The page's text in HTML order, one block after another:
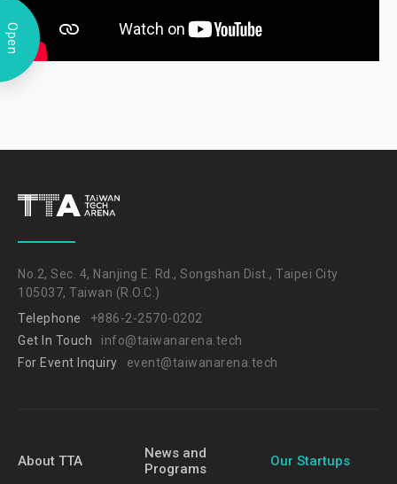
Open
No.2, Sec. 4, Nanjing E. Rd., Songshan Dist., Taipei City
105037, Taiwan (R.O.C.)
Telephone
+886-2-2570-0202
Get In Touch
info@taiwanarena.tech
For Event Inquiry
event@taiwanarena.tech
About TTA
News and
Programs
Our Startups